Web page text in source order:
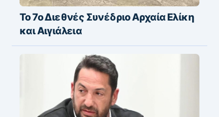
Το 7ο Διεθνές Συνέδριο Αρχαία Ελίκη
και Αιγιάλεια